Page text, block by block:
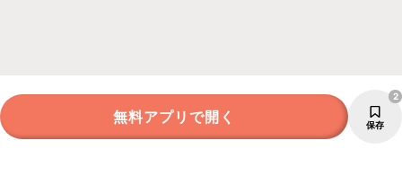
無料アプリで開く 保存
2